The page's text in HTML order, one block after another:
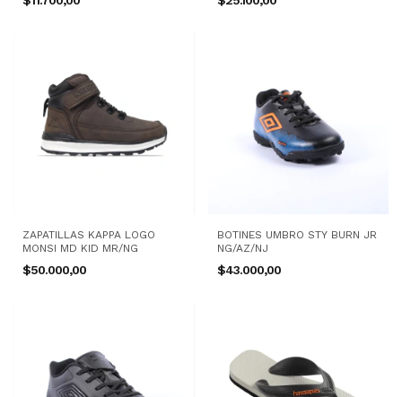
ZAPATILLAS KAPPA LOGO
MONSI MD KID MR/NG
$50.000,00
BOTINES UMBRO STY BURN JR
NG/AZ/NJ
$43.000,00